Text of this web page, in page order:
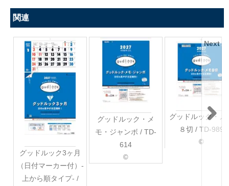
関連
グッドルック3ヶ月
（日付マーカー付）-
上から順タイプ- /
グッドルック・メ
モ・ジャンボ / TD-
614
©
グッドルック・メ
８切 / TD-989
©
Next